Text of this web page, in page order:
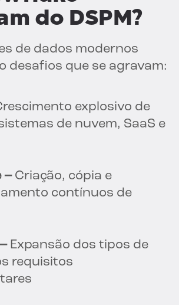
do DSPM?
de dados modernos
desafios que se agravam:
explosivo de
de nuvem, SaaS e
–Criação, cópia e
contínuos de
Expansão dos tipos de
requisitos